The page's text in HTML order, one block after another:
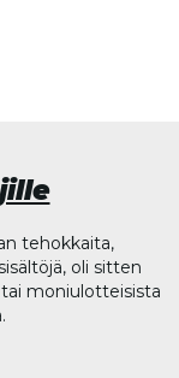
tehokkaita,
oli sitten
moniulotteisista